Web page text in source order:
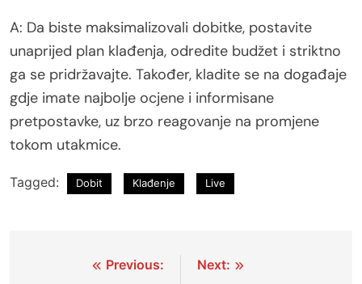
A: Da biste maksimalizovali dobitke, postavite
unaprijed plan klađenja, odredite budžet i striktno
ga se pridržavajte. Također, kladite se na događaje
gdje imate najbolje ocjene i informisane
pretpostavke, uz brzo reagovanje na promjene
tokom utakmice.
Tagged: Dobit Klađenje Live
Previous:
Next: